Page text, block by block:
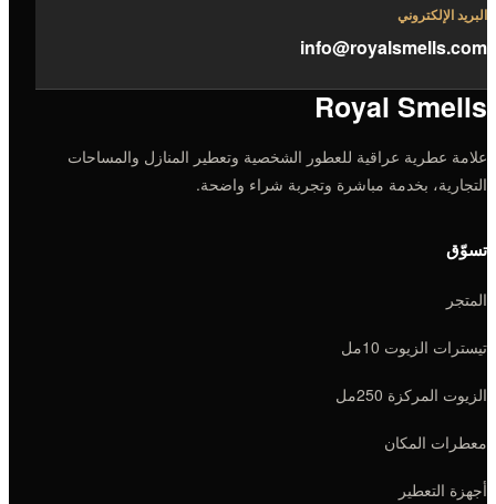
البريد الإلكتروني
info@royalsmells.com
Royal Smells
علامة عطرية عراقية للعطور الشخصية وتعطير المنازل والمساحات
التجارية، بخدمة مباشرة وتجربة شراء واضحة.
تسوّق
المتجر
تيسترات الزيوت 10مل
الزيوت المركزة 250مل
معطرات المكان
أجهزة التعطير